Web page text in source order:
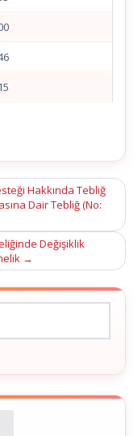
Hakkında Tebliğ
Dair Tebliğ (No:
Değişiklik
→